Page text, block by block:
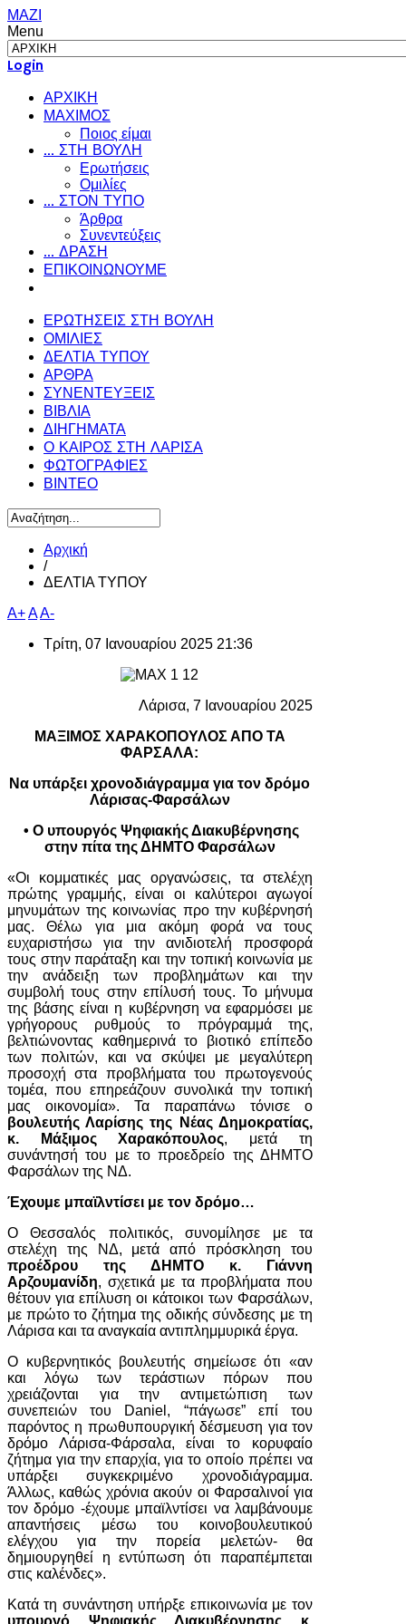
ΜΑΖΙ
Menu
Login
ΑΡΧΙΚΗ
ΜΑΧΙΜΟΣ
Ποιος είμαι
... ΣΤΗ ΒΟΥΛΗ
Ερωτήσεις
Ομιλίες
... ΣΤΟΝ ΤΥΠΟ
Άρθρα
Συνεντεύξεις
... ΔΡΑΣΗ
ΕΠΙΚΟΙΝΩΝΟΥΜΕ
ΕΡΩΤΗΣΕΙΣ ΣΤΗ ΒΟΥΛΗ
ΟΜΙΛΙΕΣ
ΔΕΛΤΙΑ ΤΥΠΟΥ
ΑΡΘΡΑ
ΣΥΝΕΝΤΕΥΞΕΙΣ
ΒΙΒΛΙΑ
ΔΙΗΓΗΜΑΤΑ
Ο ΚΑΙΡΟΣ ΣΤΗ ΛΑΡΙΣΑ
ΦΩΤΟΓΡΑΦΙΕΣ
ΒΙΝΤΕΟ
Αρχική
/
ΔΕΛΤΙΑ ΤΥΠΟΥ
A+AA-
Τρίτη, 07 Ιανουαρίου 2025 21:36
Λάρισα, 7 Ιανουαρίου 2025
ΜΑΞΙΜΟΣ ΧΑΡΑΚΟΠΟΥΛΟΣ ΑΠΟ ΤΑ
ΦΑΡΣΑΛΑ:
Να υπάρξει χρονοδιάγραμμα για τον δρόμο
Λάρισας-Φαρσάλων
• Ο υπουργός Ψηφιακής Διακυβέρνησης
στην πίτα της ΔΗΜΤΟ Φαρσάλων
«Οι κομματικές μας οργανώσεις, τα στελέχη
πρώτης γραμμής, είναι οι καλύτεροι αγωγοί
μηνυμάτων της κοινωνίας προ την κυβέρνησή
μας. Θέλω για μια ακόμη φορά να τους
ευχαριστήσω για την ανιδιοτελή προσφορά
τους στην παράταξη και την τοπική κοινωνία με
την ανάδειξη των προβλημάτων και την
συμβολή τους στην επίλυσή τους. Το μήνυμα
της βάσης είναι η κυβέρνηση να εφαρμόσει με
γρήγορους ρυθμούς το πρόγραμμά της,
βελτιώνοντας καθημερινά το βιοτικό επίπεδο
των πολιτών, και να σκύψει με μεγαλύτερη
προσοχή στα προβλήματα του πρωτογενούς
τομέα, που επηρεάζουν συνολικά την τοπική
μας οικονομία». Τα παραπάνω τόνισε ο
βουλευτής Λαρίσης της Νέας Δημοκρατίας,
κ. Μάξιμος Χαρακόπουλος, μετά τη
συνάντησή του με το προεδρείο της ΔΗΜΤΟ
Φαρσάλων της ΝΔ.
Έχουμε μπαϊλντίσει με τον δρόμο…
Ο Θεσσαλός πολιτικός, συνομίλησε με τα
στελέχη της ΝΔ, μετά από πρόσκληση του
προέδρου της ΔΗΜΤΟ κ. Γιάννη
Αρζουμανίδη, σχετικά με τα προβλήματα που
θέτουν για επίλυση οι κάτοικοι των Φαρσάλων,
με πρώτο το ζήτημα της οδικής σύνδεσης με τη
Λάρισα και τα αναγκαία αντιπλημμυρικά έργα.
Ο κυβερνητικός βουλευτής σημείωσε ότι «αν
και λόγω των τεράστιων πόρων που
χρειάζονται για την αντιμετώπιση των
συνεπειών του Daniel, “πάγωσε” επί του
παρόντος η πρωθυπουργική δέσμευση για τον
δρόμο Λάρισα-Φάρσαλα, είναι το κορυφαίο
ζήτημα για την επαρχία, για το οποίο πρέπει να
υπάρξει συγκεκριμένο χρονοδιάγραμμα.
Άλλως, καθώς χρόνια ακούν οι Φαρσαλινοί για
τον δρόμο -έχουμε μπαϊλντίσει να λαμβάνουμε
απαντήσεις μέσω του κοινοβουλευτικού
ελέγχου για την πορεία μελετών- θα
δημιουργηθεί η εντύπωση ότι παραπέμπεται
στις καλένδες».
Κατά τη συνάντηση υπήρξε επικοινωνία με τον
υπουργό Ψηφιακής Διακυβέρνησης κ.